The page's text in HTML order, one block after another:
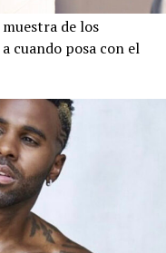
de los
cuando posa con el